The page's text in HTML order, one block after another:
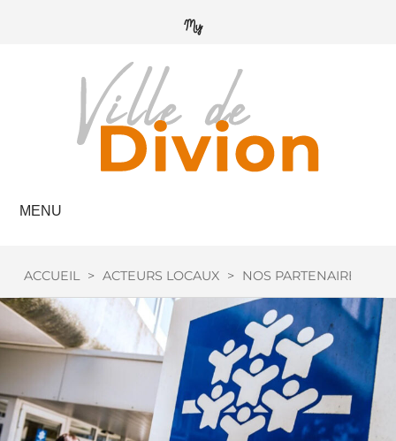
MENU
ACCUEIL > ACTEURS LOCAUX > NOS PARTENAIRES